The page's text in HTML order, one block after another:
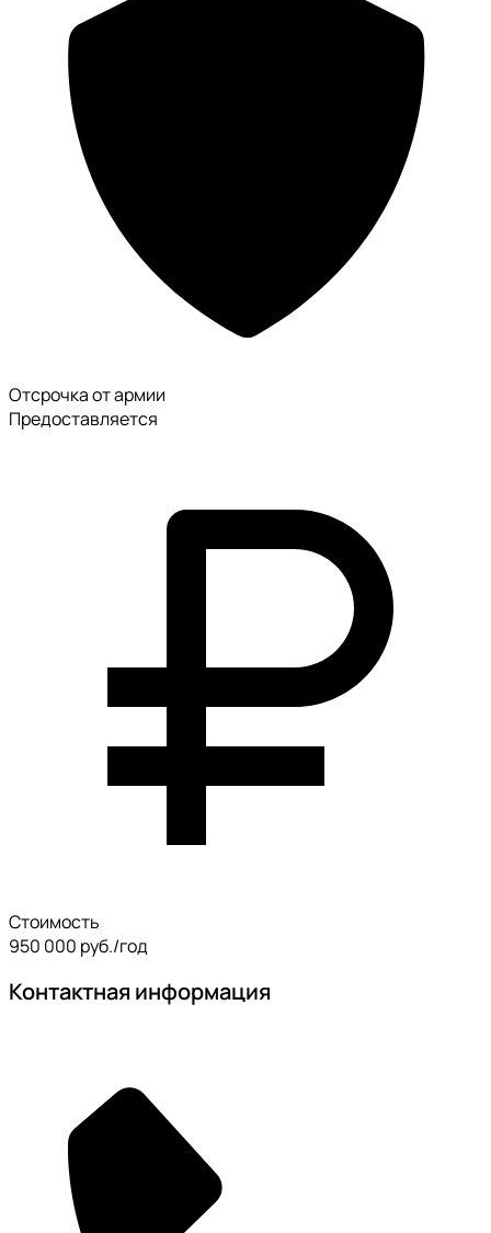
Отсрочка от армии
Предоставляется
Стоимость
950 000 руб./год
Контактная информация